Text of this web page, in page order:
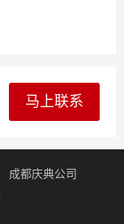
马上联系
成都庆典公司